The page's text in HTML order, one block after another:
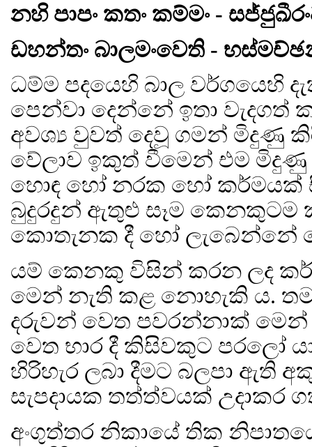
නහි පාපං කතං කම්මං -
ඩහන්තං බාලමංවෙති -
ධම්ම පදයෙහි බාල වර්ගයෙහි
පෙන්වා දෙන්නේ ඉතා
අවශ්‍ය වුවත් දෙවූ ගමන් මිදුණු
වේලාව ඉකුත් වීමෙන් එම මිදුණු
හොඳ හෝ නරක හෝ කර්මයක්
බුදුරදුන් ඇතුළු සෑම කෙනකුටම
කොතැනක දී හෝ ලැබෙන්නේ
යම් කෙනකු විසින් කරන ලද
මෙන් නැති කළ නොහැකි ය.
දරුවන් වෙත පවරන්නාක්
වෙත භාර දී කිසිවකුට පරලෝ
හිරිහැර ලබා දීමට බලපා
සැපදායක තත්ත්වයක් උදාකර
අංගුත්තර නිකායේ තික